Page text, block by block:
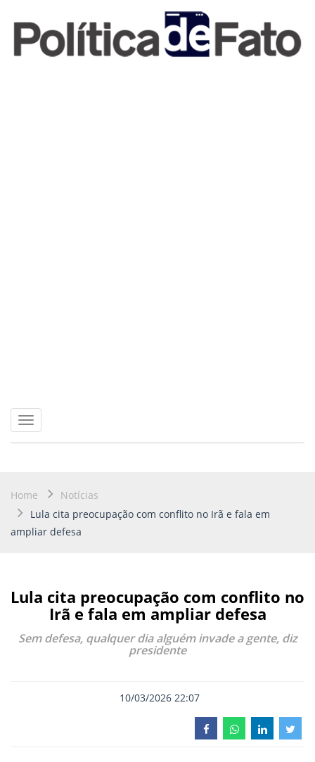
Toggle
navigation
Home
Notícias
Lula cita preocupação com conflito no Irã e fala em
ampliar defesa
Lula cita preocupação com conflito no
Irã e fala em ampliar defesa
Sem defesa, qualquer dia alguém invade a gente, diz
presidente
10/03/2026 22:07